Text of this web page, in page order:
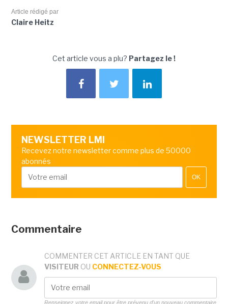
Article rédigé par
Claire Heitz
Cet article vous a plu? Partagez le !
NEWSLETTER LMI
Recevez notre newsletter comme plus de 50000
abonnés
OK
Commentaire
COMMENTER CET ARTICLE EN TANT QUE
VISITEUR OU CONNECTEZ-VOUS
Renseignez votre email pour être prévenu d'un nouveau commentaire